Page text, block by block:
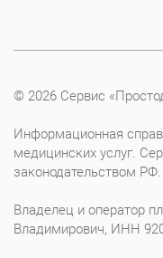
© 2026 Сервис
Информационная
медицинских услуг.
законодательством РФ.
Владелец и оператор
Владимирович, ИНН